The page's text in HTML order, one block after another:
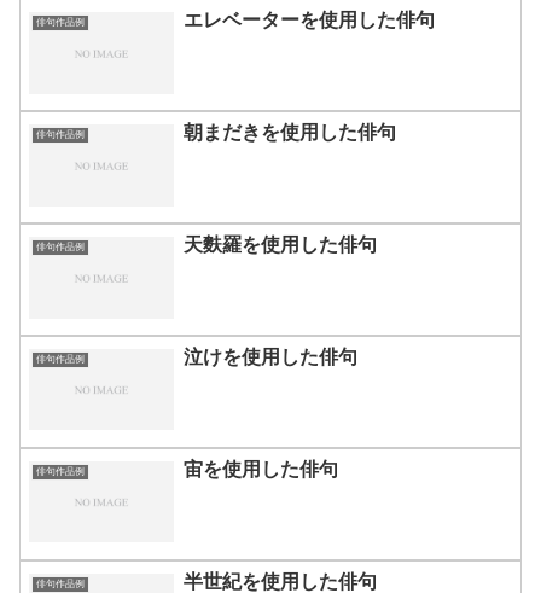
俳句作品例 エレベーターを使用した俳句
俳句作品例 朝まだきを使用した俳句
俳句作品例 天麩羅を使用した俳句
俳句作品例 泣けを使用した俳句
俳句作品例 宙を使用した俳句
俳句作品例 半世紀を使用した俳句